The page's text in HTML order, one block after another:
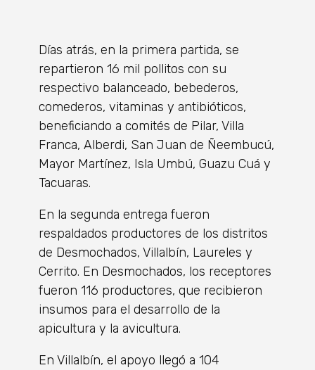
Días atrás, en la primera partida, se
repartieron 16 mil pollitos con su
respectivo balanceado, bebederos,
comederos, vitaminas y antibióticos,
beneficiando a comités de Pilar, Villa
Franca, Alberdi, San Juan de Ñeembucú,
Mayor Martínez, Isla Umbú, Guazu Cuá y
Tacuaras.
En la segunda entrega fueron
respaldados productores de los distritos
de Desmochados, Villalbín, Laureles y
Cerrito. En Desmochados, los receptores
fueron 116 productores, que recibieron
insumos para el desarrollo de la
apicultura y la avicultura.
En Villalbín, el apoyo llegó a 104